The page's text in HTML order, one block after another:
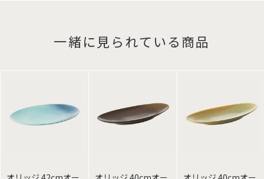
一緒に見られている商品